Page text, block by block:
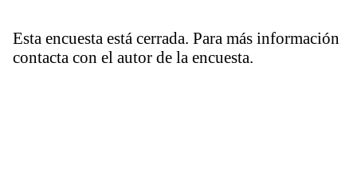
Esta encuesta está cerrada. Para más información
contacta con el autor de la encuesta.